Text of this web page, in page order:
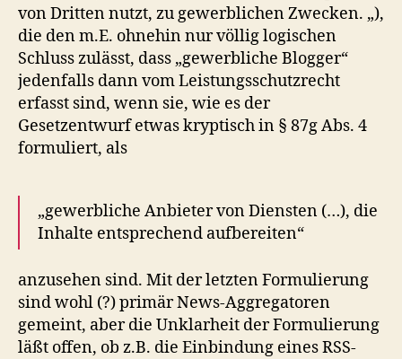
von Dritten nutzt, zu gewerblichen Zwecken. „),
die den m.E. ohnehin nur völlig logischen
Schluss zulässt, dass „gewerbliche Blogger“
jedenfalls dann vom Leistungsschutzrecht
erfasst sind, wenn sie, wie es der
Gesetzentwurf etwas kryptisch in § 87g Abs. 4
formuliert, als
„gewerbliche Anbieter von Diensten (…), die
Inhalte entsprechend aufbereiten“
anzusehen sind. Mit der letzten Formulierung
sind wohl (?) primär News-Aggregatoren
gemeint, aber die Unklarheit der Formulierung
läßt offen, ob z.B. die Einbindung eines RSS-